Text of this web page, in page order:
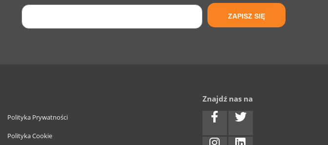
Polityka Prywatności
Polityka Cookie
Znajdź nas na